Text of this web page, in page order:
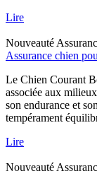
Lire
Nouveauté
Assurance chien
Le Chien Courant
associée aux
son endurance et
tempérament
Lire
Nouveauté